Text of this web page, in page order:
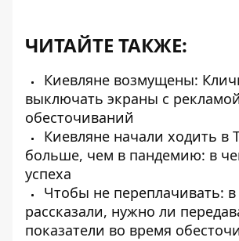
ЧИТАЙТЕ ТАКЖЕ:
Киевляне возмущены:
выключать экраны с
обесточиваний
Киевляне начали ходить в
больше, чем в пандемию: в
успеха
Чтобы не переплачивать: в
рассказали, нужно ли
показатели во время